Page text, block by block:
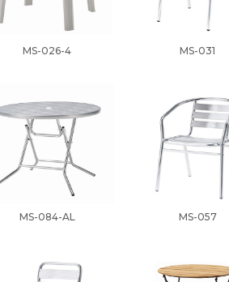
MS-026-4 MS-031
MS-084-AL MS-057